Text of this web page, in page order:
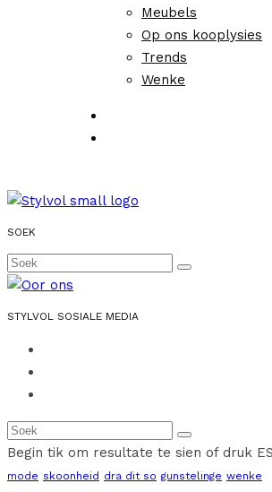
Meubels
Op ons kooplysies
Trends
Wenke
SOEK
STYLVOL SOSIALE MEDIA
Begin tik om resultate te sien of druk
mode skoonheid dra dit so gunstelinge wenke